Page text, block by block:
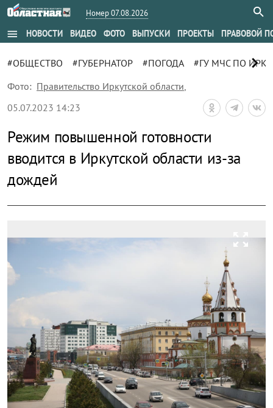
Номер 07.08.2026
menu НОВОСТИ ВИДЕО ФОТО ВЫПУСКИ ПРОЕКТЫ ПРАВОВОЙ
#ОБЩЕСТВО #ГУБЕРНАТОР #ПОГОДА #ГУ МЧС ПОchevron_right
Фото: Правительство Иркутской области,
05.07.2023 14:23
Режим повышенной готовности
вводится в Иркутской области из-за
дождей
zoom_out_map